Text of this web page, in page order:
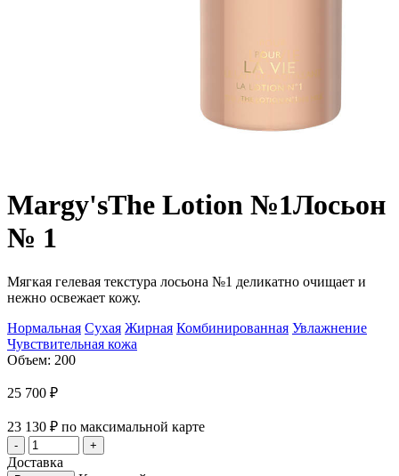
Margy'sThe Lotion №1Лосьон
№ 1
Мягкая гелевая текстура лосьона №1 деликатно очищает и
нежно освежает кожу.
Нормальная Сухая Жирная Комбинированная Увлажнение
Чувствительная кожа
Объем: 200
25 700 ₽
23 130 ₽ по максимальной карте
Доставка